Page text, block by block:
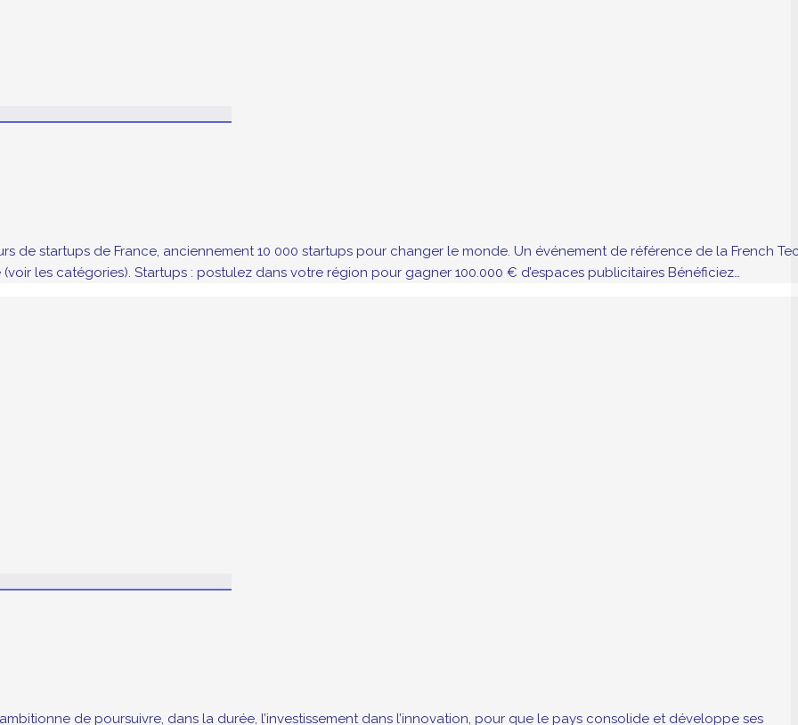
de startups de France, anciennement 10 000 startups pour changer le monde. Un événement de référence de la French
les catégories). Startups : postulez dans votre région pour gagner 100.000 € d’espaces publicitaires Bénéficiez…
de poursuivre, dans la durée, l’investissement dans l’innovation, pour que le pays consolide et développe ses